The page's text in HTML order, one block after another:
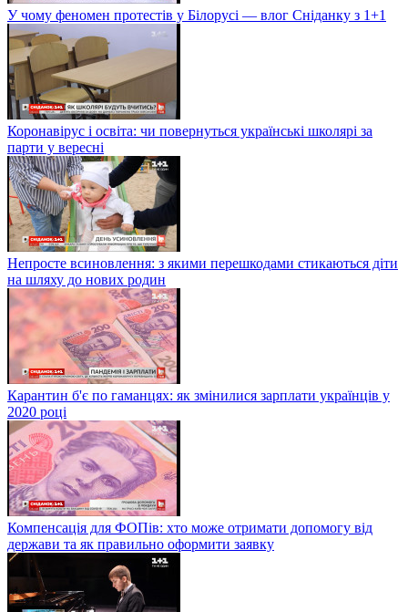
У чому феномен протестів у Білорусі — влог Сніданку з 1+1
Коронавірус і освіта: чи повернуться українські школярі за
парти у вересні
Непросте всиновлення: з якими перешкодами стикаються діти
на шляху до нових родин
Карантин б'є по гаманцях: як змінилися зарплати українців у
2020 році
Компенсація для ФОПів: хто може отримати допомогу від
держави та як правильно оформити заявку